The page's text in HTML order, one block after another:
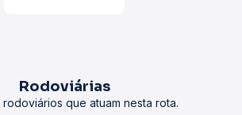
Rodoviárias
rodoviários que atuam nesta rota.